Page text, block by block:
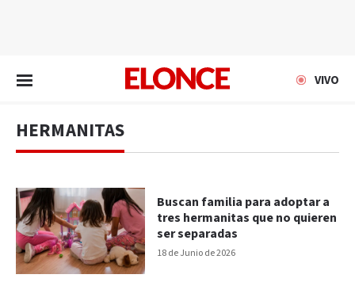
VIVO
HERMANITAS
18 de Junio de 2026
Buscan familia para adoptar a
tres hermanitas que no quieren
ser separadas